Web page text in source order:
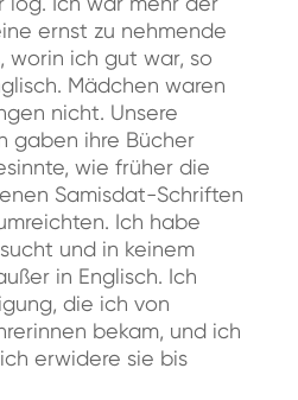
ernst zu nehmende
worin ich gut war, so
Mädchen waren
nicht. Unsere
gaben ihre Bücher
wie früher die
Samisdat-Schriften
Ich habe
und in keinem
in Englisch. Ich
die ich von
bekam, und ich
erwidere sie bis